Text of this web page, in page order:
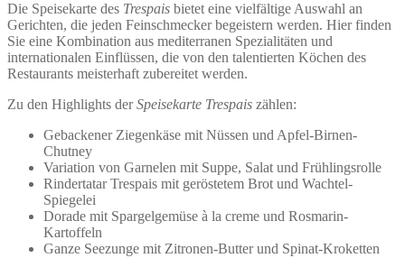
Die Speisekarte des Trespais bietet eine vielfältige Auswahl an
Gerichten, die jeden Feinschmecker begeistern werden. Hier finden
Sie eine Kombination aus mediterranen Spezialitäten und
internationalen Einflüssen, die von den talentierten Köchen des
Restaurants meisterhaft zubereitet werden.
Zu den Highlights derSpeisekarte Trespais zählen:
Gebackener Ziegenkäse mit Nüssen und Apfel-Birnen-
Chutney
Variation von Garnelen mit Suppe, Salat und Frühlingsrolle
Rindertatar Trespais mit geröstetem Brot und Wachtel-
Spiegelei
Dorade mit Spargelgemüse à la creme und Rosmarin-
Kartoffeln
Ganze Seezunge mit Zitronen-Butter und Spinat-Kroketten